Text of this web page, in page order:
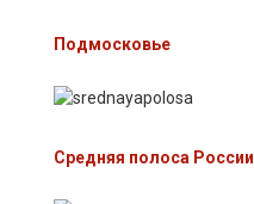
Подмосковье
Средняя полоса России